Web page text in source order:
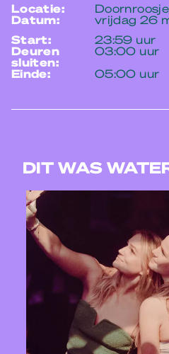
locatie: Doornroosje
datum:
vrijdag 26
start:
23:59 uur
deuren
sluiten:
03:00 uur
einde:
05:00 uur
DIT WAS